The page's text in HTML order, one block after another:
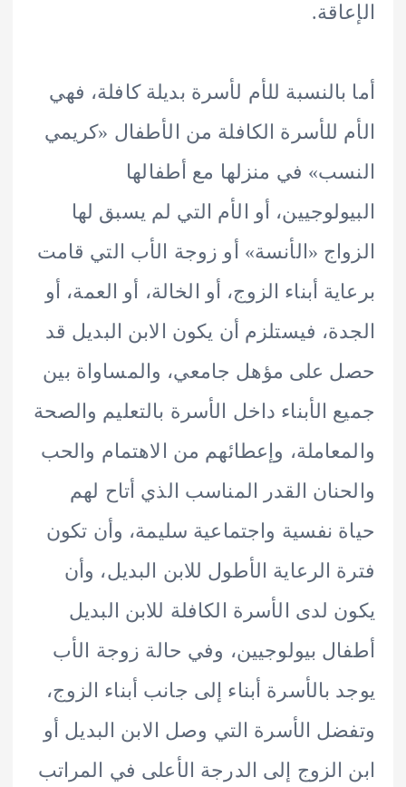
للأم لأسرة بديلة كافلة، فهي
للأسرة الكافلة من الأطفال «كريمي
في منزلها مع أطفالها
أو الأم التي لم يسبق لها
«الأنسة» أو زوجة الأب التي قامت
أبناء الزوج، أو الخالة، أو العمة، أو
فيستلزم أن يكون الابن البديل قد
على مؤهل جامعي، والمساواة بين
الأبناء داخل الأسرة بالتعليم والصحة
وإعطائهم من الاهتمام والحب
القدر المناسب الذي أتاح لهم
نفسية واجتماعية سليمة، وأن تكون
الرعاية الأطول للابن البديل، وأن
لدى الأسرة الكافلة للابن البديل
بيولوجيين، وفي حالة زوجة الأب
بالأسرة أبناء إلى جانب أبناء الزوج،
الأسرة التي وصل الابن البديل أو
إلى الدرجة الأعلى في المراتب